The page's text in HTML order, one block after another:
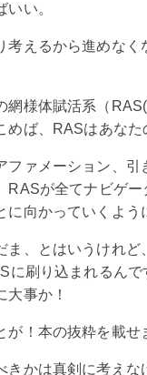
い。
考えるから進めな
網様体賦活系（
めば、RASはあな
ファメーション、
RASが全てナビゲ
に向かっていくよう
ま、とはいうけれ
に刷り込まれるん
大事か！
が！本の抜粋を載せ
きかは真剣に考え